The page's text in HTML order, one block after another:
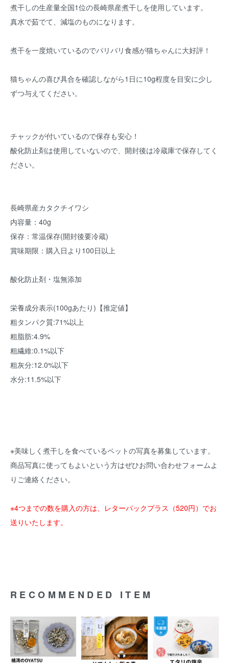
煮干しの生産量全国1位の長崎県産煮干しを使用しています。
真水で茹でて、減塩のものになります。
煮干を一度焼いているのでパリパリ食感が猫ちゃんに大好評！
猫ちゃんの喜び具合を確認しながら1日に10g程度を目安に少し
ずつ与えてください。
チャックが付いているので保存も安心！
酸化防止剤は使用していないので、開封後は冷蔵庫で保存してく
ださい。
長崎県産カタクチイワシ
内容量：40g
保存：常温保存(開封後要冷蔵)
賞味期限：購入日より100日以上
酸化防止剤・塩無添加
栄養成分表示(100gあたり)【推定値】
粗タンパク質:71%以上
粗脂肪:4.9%
粗繊維:0.1%以下
粗灰分:12.0%以下
水分:11.5%以下
※美味しく煮干しを食べているペットの写真を募集しています。
商品写真に使ってもよいという方はぜひお問い合わせフォームよ
りご連絡ください。
※4つまでの数を購入の方は、レターパックプラス（520円）でお
送りいたします。
RECOMMENDED ITEM